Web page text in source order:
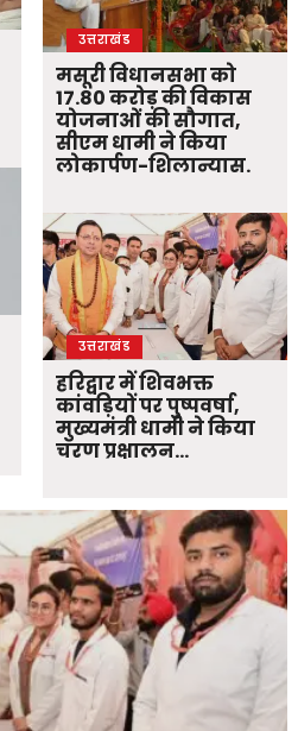
उत्तराखंड
मसूरी विधानसभा को
17.80 करोड़ की विकास
योजनाओं की सौगात,
सीएम धामी ने किया
लोकार्पण-शिलान्यास.
उत्तराखंड
हरिद्वार में शिवभक्त
कांवड़ियों पर पुष्पवर्षा,
मुख्यमंत्री धामी ने किया
चरण प्रक्षालन…